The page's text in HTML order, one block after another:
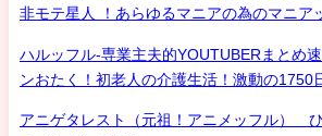
非モテ星人 ！あらゆるマニアの為のマニア
ハルッフル-専業主夫的YOUTUBERまとめ
ンおたく！初老人の介護生活！激動の1750
アニゲタレスト（元祖！アニメッフル）